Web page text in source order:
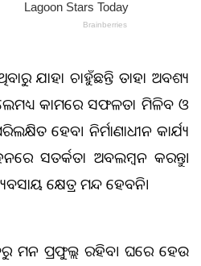
ଯାହା ଚାହୁଁଛନ୍ତି ତାହା ଅବଶ୍ୟ
କାମରେ ସଫଳତା ମିଳିବ ଓ
ହେବ। ନିର୍ମାଣାଧୀନ କାର୍ଯ୍ୟ
ସତର୍କତା ଅବଲମ୍ବନ କରନ୍ତୁ।
କ୍ଷେତ୍ର ମନ୍ଦ ହେବନି।
ମନ ପ୍ରଫୁଲ୍ଲ ରହିବ। ଘରେ ହେଉ